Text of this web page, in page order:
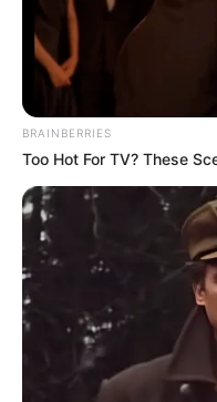
Υγειονομικοί:
επέτειο των
Παρασκευή, 2
Υγειονομικοί:
REINER FUELLMICH ΓΙΑ
ΝΥΡΕΜΒΕΡΓΗ 2: «ΣΕ 2
BRAINBERRIES
Too Hot For TV? These